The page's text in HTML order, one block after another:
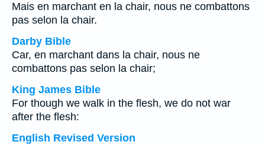
Mais en marchant en la chair, nous ne combattons
pas selon la chair.
Darby Bible
Car, en marchant dans la chair, nous ne
combattons pas selon la chair;
King James Bible
For though we walk in the flesh, we do not war
after the flesh:
English Revised Version